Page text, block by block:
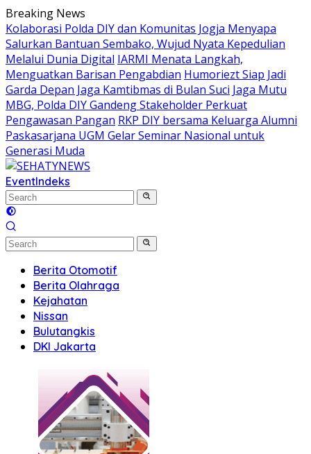
Skip
to
content
Breaking News
Kolaborasi Polda DIY dan Komunitas Jogja Menyapa
Salurkan Bantuan Sembako, Wujud Nyata Kepedulian
Melalui Dunia Digital IARMI Menata Langkah,
Menguatkan Barisan Pengabdian Humoriezt Siap Jadi
Garda Depan Jaga Kamtibmas di Bulan Suci Jaga Mutu
MBG, Polda DIY Gandeng Stakeholder Perkuat
Pengawasan Pangan RKP DIY bersama Keluarga Alumni
Paskasarjana UGM Gelar Seminar Nasional untuk
Generasi Muda
EventIndeks
Berita Otomotif
Berita Olahraga
Kejahatan
Nissan
Bulutangkis
DKI Jakarta